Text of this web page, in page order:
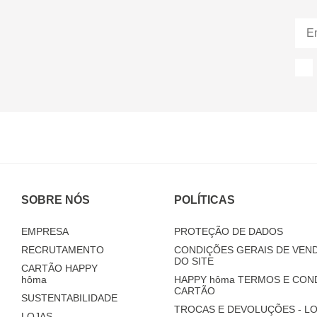
SOBRE NÓS
EMPRESA
RECRUTAMENTO
CARTÃO HAPPY
hôma
SUSTENTABILIDADE
POLÍTICAS
PROTEÇÃO DE DADOS
CONDIÇÕES GERAIS DE
DO SITE
HAPPY hôma TERMOS E
CARTÃO
TROCAS E DEVOLUÇÕES -